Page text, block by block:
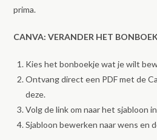
prima.
CANVA: VERANDER HET
Kies het bonboekje wat je wilt
Ontvang direct een PDF met de
deze.
Volg de link om naar het sjabloon
Sjabloon bewerken naar wens en